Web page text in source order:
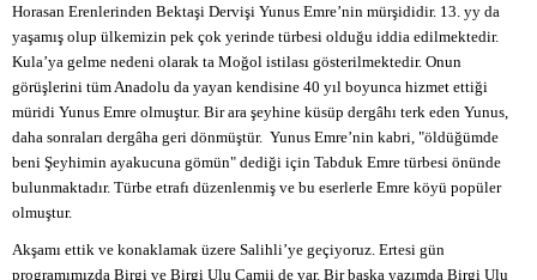
Horasan Erenlerinden Bektaşi Dervişi Yunus Emre’nin mürşididir. 13. yy da
yaşamış olup ülkemizin pek çok yerinde türbesi olduğu iddia edilmektedir.
Kula’ya gelme nedeni olarak ta Moğol istilası gösterilmektedir. Onun
görüşlerini tüm Anadolu da yayan kendisine 40 yıl boyunca hizmet ettiği
müridi Yunus Emre olmuştur. Bir ara şeyhine küsüp dergâhı terk eden Yunus,
daha sonraları dergâha geri dönmüştür. Yunus Emre’nin kabri, "öldüğümde
beni Şeyhimin ayakucuna gömün" dediği için Tabduk Emre türbesi önünde
bulunmaktadır. Türbe etrafı düzenlenmiş ve bu eserlerle Emre köyü popüler
olmuştur.
Akşamı ettik ve konaklamak üzere Salihli’ye geçiyoruz. Ertesi gün
programımızda Birgi ve Birgi Ulu Camii de var. Bir başka yazımda Birgi Ulu